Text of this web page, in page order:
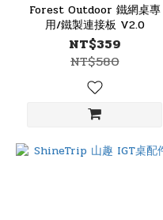
Forest Outdoor 鐵網桌專
用/鐵製連接板 V2.0
NT$359
NT$580